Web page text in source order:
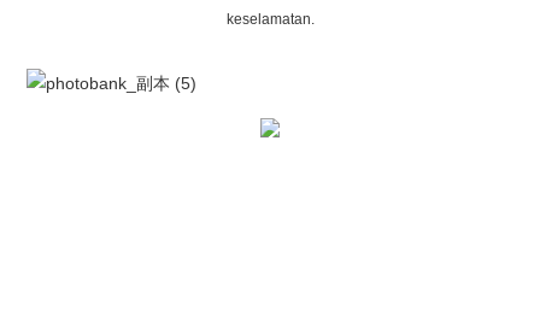
keselamatan.